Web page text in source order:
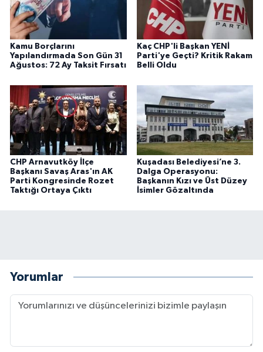
Kamu Borçlarını
Yapılandırmada Son Gün 31
Ağustos: 72 Ay Taksit Fırsatı
Kaç CHP'li Başkan YENİ
Parti'ye Geçti? Kritik Rakam
Belli Oldu
CHP Arnavutköy İlçe
Başkanı Savaş Aras'ın AK
Parti Kongresinde Rozet
Taktığı Ortaya Çıktı
Kuşadası Belediyesi’ne 3.
Dalga Operasyonu:
Başkanın Kızı ve Üst Düzey
İsimler Gözaltında
Yorumlar